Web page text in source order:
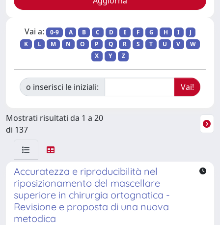
Vai a: 0-9 A B C D E F G H I
J
K
L M N O P Q R S T U V
W
X
Y Z
o inserisci le iniziali:
Mostrati risultati da 1 a 20
di 137
Accuratezza e riproducibilità nel
riposizionamento del mascellare
superiore in chirurgia ortognatica -
Revisione e proposta di una nuova
metodica